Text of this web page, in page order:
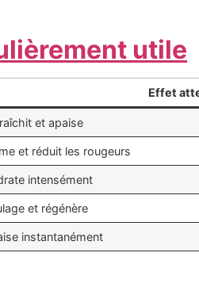
utile
Effet
et apaise
et réduit les rougeurs
intensément
et régénère
instantanément